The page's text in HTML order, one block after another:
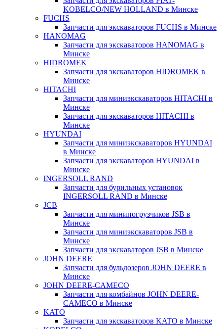
KOBELCO/NEW HOLLAND в Минске
FUCHS
Запчасти для экскаваторов FUCHS в Минске
HANOMAG
Запчасти для экскаваторов HANOMAG в
Минске
HIDROMEK
Запчасти для экскаваторов HIDROMEK в
Минске
HITACHI
Запчасти для миниэкскаваторов HITACHI в
Минске
Запчасти для экскаваторов HITACHI в
Минске
HYUNDAI
Запчасти для миниэкскаваторов HYUNDAI
в Минске
Запчасти для экскаваторов HYUNDAI в
Минске
INGERSOLL RAND
Запчасти для бурильных установок
INGERSOLL RAND в Минске
JCB
Запчасти для минипогрузчиков JSB в
Минске
Запчасти для миниэкскаваторов JSB в
Минске
Запчасти для экскаваторов JSB в Минске
JOHN DEERE
Запчасти для бульдозеров JOHN DEERE в
Минске
JOHN DEERE-CAMECO
Запчасти для комбайнов JOHN DEERE-
CAMECO в Минске
KATO
Запчасти для экскаваторов KATO в Минске